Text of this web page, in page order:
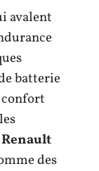
avalent
batterie
confort
Renault
des